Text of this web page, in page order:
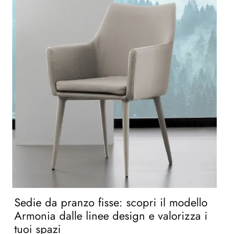
Sedie da pranzo fisse: scopri il modello
Armonia dalle linee design e valorizza i
tuoi spazi